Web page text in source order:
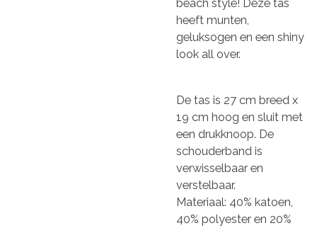
beach style! Deze tas
heeft munten,
geluksogen en een shiny
look all over.
De tas is 27 cm breed x
19 cm hoog en sluit met
een drukknoop. De
schouderband is
verwisselbaar en
verstelbaar.
Materiaal: 40% katoen,
40% polyester en 20%